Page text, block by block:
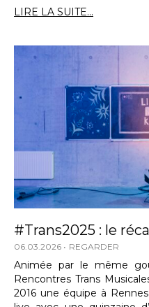
LIRE LA SUITE...
#Trans2025 : le
06.03.2026 REGARDER
Animée par le même
Rencontres Trans
2016 une équipe à